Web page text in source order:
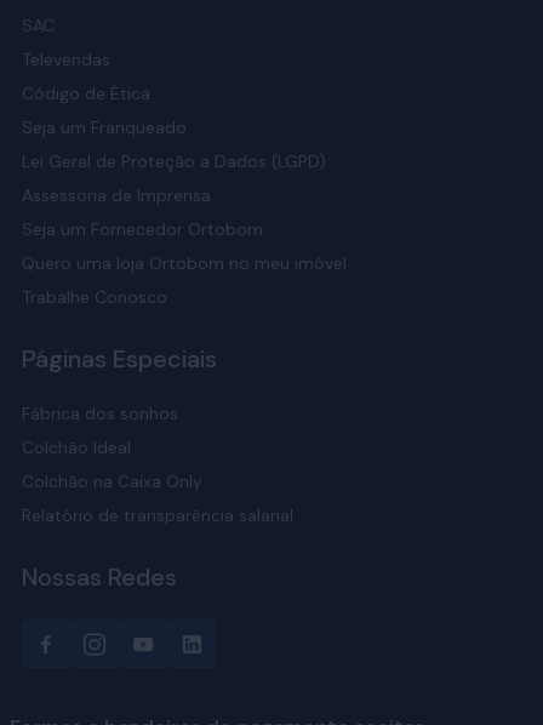
SAC
Televendas
Código de Ética
Seja um Franqueado
Lei Geral de Proteção a Dados (LGPD)
Assessoria de Imprensa
Seja um Fornecedor Ortobom
Quero uma loja Ortobom no meu imóvel
Trabalhe Conosco
Páginas Especiais
Fábrica dos sonhos
Colchão Ideal
Colchão na Caixa Only
Relatório de transparência salarial
Nossas Redes